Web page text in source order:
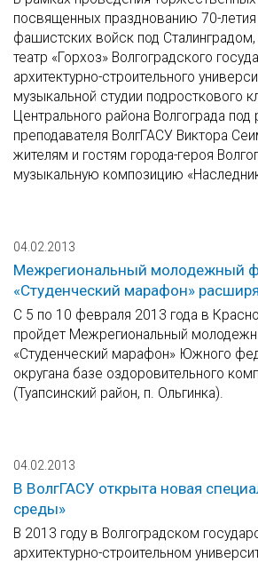
посвященных празднованию 70-
фашистских войск под Сталинградом,
театр «Горхоз» Волгоградского
архитектурно-строительного
музыкальной студии подросткового
Центрального района Волгограда
преподавателя ВолгГАСУ Виктора
жителям и гостям города-героя
музыкальную композицию
04.02.2013
Межрегиональный молодежный
«Студенческий марафон»
C 5 по 10 февраля 2013 года в
пройдет Межрегиональный
«Студенческий марафон» Южного
округана базе оздоровительного
(Туапсинский район, п. Ольгинка).
04.02.2013
В ВолгГАСУ открыта новая
среды»
В 2013 году в Волгоградском
архитектурно-строительном